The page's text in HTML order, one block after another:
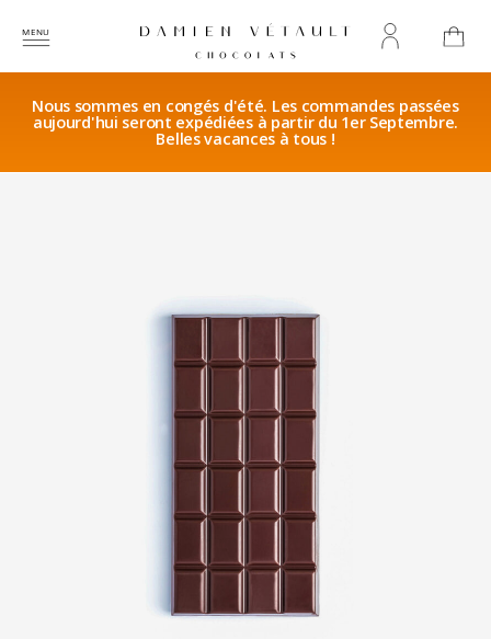
Nous sommes en congés d'été. Les commandes passées
aujourd'hui seront expédiées à partir du 1er Septembre.
Belles vacances à tous !